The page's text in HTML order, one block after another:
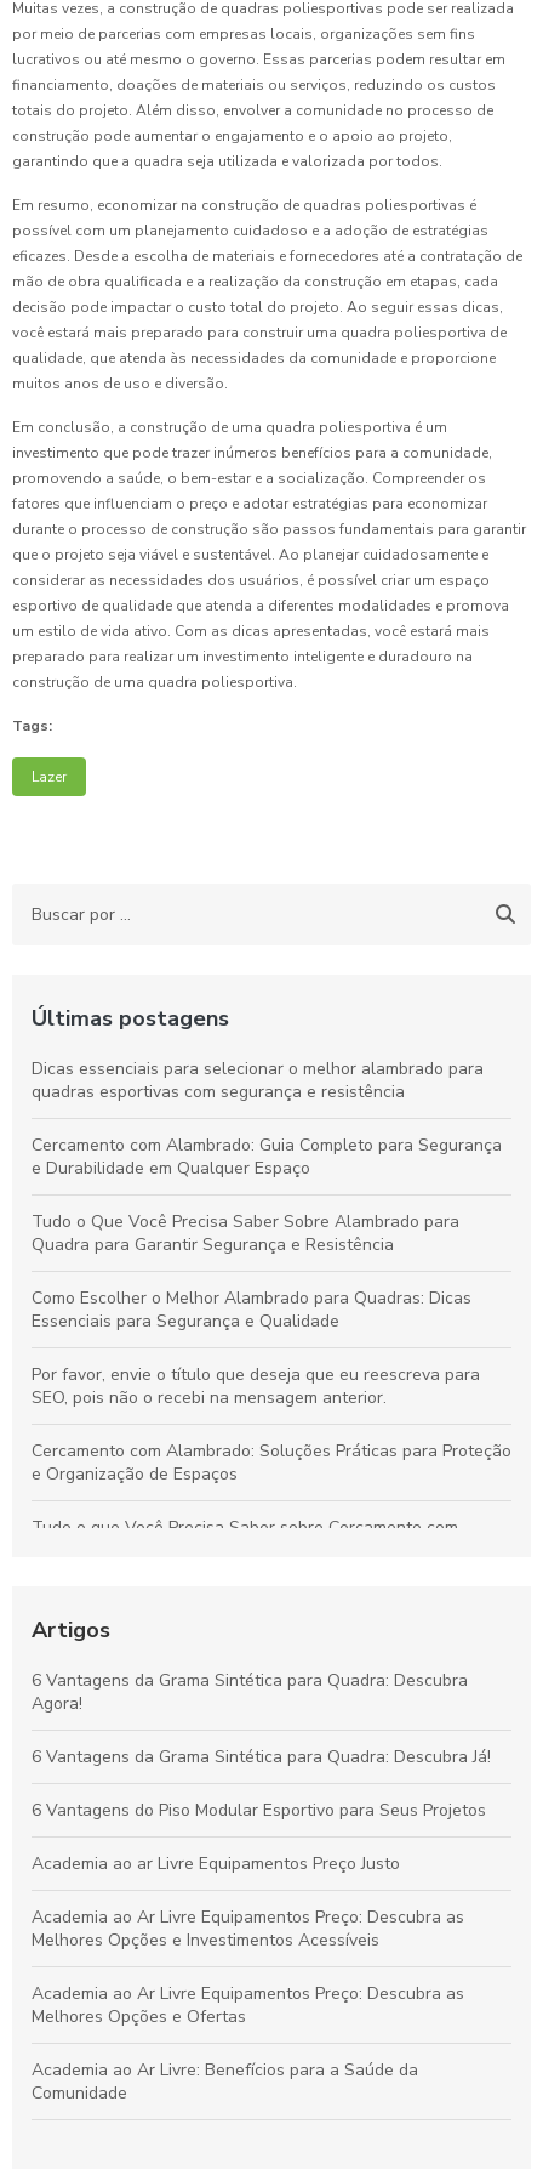
Muitas vezes, a construção de quadras poliesportivas pode ser realizada
por meio de parcerias com empresas locais, organizações sem fins
lucrativos ou até mesmo o governo. Essas parcerias podem resultar em
financiamento, doações de materiais ou serviços, reduzindo os custos
totais do projeto. Além disso, envolver a comunidade no processo de
construção pode aumentar o engajamento e o apoio ao projeto,
garantindo que a quadra seja utilizada e valorizada por todos.
Em resumo, economizar na construção de quadras poliesportivas é
possível com um planejamento cuidadoso e a adoção de estratégias
eficazes. Desde a escolha de materiais e fornecedores até a contratação de
mão de obra qualificada e a realização da construção em etapas, cada
decisão pode impactar o custo total do projeto. Ao seguir essas dicas,
você estará mais preparado para construir uma quadra poliesportiva de
qualidade, que atenda às necessidades da comunidade e proporcione
muitos anos de uso e diversão.
Em conclusão, a construção de uma quadra poliesportiva é um
investimento que pode trazer inúmeros benefícios para a comunidade,
promovendo a saúde, o bem-estar e a socialização. Compreender os
fatores que influenciam o preço e adotar estratégias para economizar
durante o processo de construção são passos fundamentais para garantir
que o projeto seja viável e sustentável. Ao planejar cuidadosamente e
considerar as necessidades dos usuários, é possível criar um espaço
esportivo de qualidade que atenda a diferentes modalidades e promova
um estilo de vida ativo. Com as dicas apresentadas, você estará mais
preparado para realizar um investimento inteligente e duradouro na
construção de uma quadra poliesportiva.
Tags:
Lazer
Últimas postagens
Dicas essenciais para selecionar o melhor alambrado para
quadras esportivas com segurança e resistência
Cercamento com Alambrado: Guia Completo para Segurança
e Durabilidade em Qualquer Espaço
Tudo o Que Você Precisa Saber Sobre Alambrado para
Quadra para Garantir Segurança e Resistência
Como Escolher o Melhor Alambrado para Quadras: Dicas
Essenciais para Segurança e Qualidade
Por favor, envie o título que deseja que eu reescreva para
SEO, pois não o recebi na mensagem anterior.
Cercamento com Alambrado: Soluções Práticas para Proteção
e Organização de Espaços
Tudo o que Você Precisa Saber sobre Cercamento com
Vantagens, Custos e Guia de Escolha
Vantagens da Grama Sintética para Quadras de Futebol
Society: Melhore o Desempenho e Conforto
Grama Decorativa: A Opção Prática e Elegante para Renovar
Qualquer Ambiente
Artigos
6 Vantagens da Grama Sintética para Quadra: Descubra
Agora!
6 Vantagens da Grama Sintética para Quadra: Descubra Já!
6 Vantagens do Piso Modular Esportivo para Seus Projetos
Academia ao ar Livre Equipamentos Preço Justo
Academia ao Ar Livre Equipamentos Preço: Descubra as
Melhores Opções e Investimentos Acessíveis
Academia ao Ar Livre Equipamentos Preço: Descubra as
Melhores Opções e Ofertas
Academia ao Ar Livre: Benefícios para a Saúde da
Comunidade